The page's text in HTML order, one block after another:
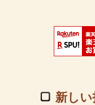
新し